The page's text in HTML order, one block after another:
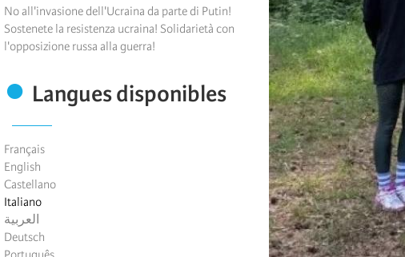
No all'invasione dell'Ucraina da parte di Putin!
Sostenete la resistenza ucraina! Solidarietà con
l'opposizione russa alla guerra!
Langues disponibles
Français
English
Castellano
Italiano
العربية
Deutsch